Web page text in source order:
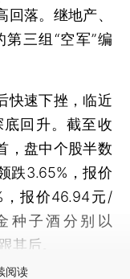
落。继地产、
三组“空军”编
速下挫，临近
回升。截至收
，盘中个股半数
跌3.65%，报价
，报价46.94元/
种子酒分别以
其后。
阅读